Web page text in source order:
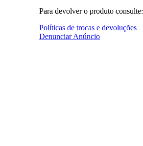
Para devolver o produto consulte:
Políticas de trocas e devoluções
Denunciar Anúncio